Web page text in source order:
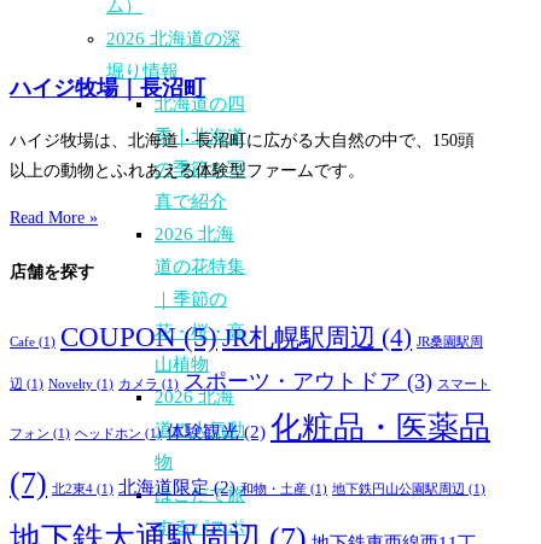
ム）
2026 北海道の深
堀り情報
北海道の四
季｜北海道
の季節を写
真で紹介
2026 北海
道の花特集
｜季節の
花・桜・高
山植物
2026 北海
道の人気動
物
はこだて旅
するパスポ
ハイジ牧場｜長沼町
ハイジ牧場は、北海道・長沼町に広がる大自然の中で、150頭
以上の動物とふれあえる体験型ファームです。
Read More »
店舗を探す
Cafe (1) COUPON(5)JR札幌駅周辺 (4) JR桑園駅周
辺 (1) Novelty (1) カメラ (1) スポーツ・アウトドア (3) スマート
フォン (1) ヘッドホン (1) 体験観光(2) 化粧品・医薬品
(7) 北2東4 (1) 北海道限定(2) 和物・土産 (1) 地下鉄円山公園駅周辺 (1)